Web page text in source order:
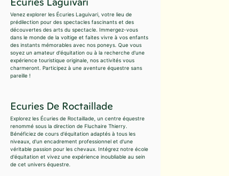
Venez explorer les Écuries Laguivari, votre lieu de
prédilection pour des spectacles fascinants et des
découvertes des arts du spectacle. Immergez-vous
dans le monde de la voltige et faites vivre à vos enfants
des instants mémorables avec nos poneys. Que vous
soyez un amateur d'équitation ou à la recherche d'une
expérience touristique originale, nos activités vous
charmeront. Participez à une aventure équestre sans
pareille !
Ecuries De Roctaillade
Explorez les Écuries de Roctaillade, un centre équestre
renommé sous la direction de Fluchaire Thierry.
Bénéficiez de cours d'équitation adaptés à tous les
niveaux, d'un encadrement professionnel et d'une
véritable passion pour les chevaux. Intégrez notre école
d'équitation et vivez une expérience inoubliable au sein
de cet univers équestre.